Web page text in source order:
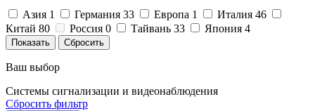
Азия 1 Германия 33 Европа 1 Италия 46
Китай 80 Россия 0 Тайвань 33 Япония 4
Ваш выбор
Системы сигнализации и видеонаблюдения
Сбросить фильтр